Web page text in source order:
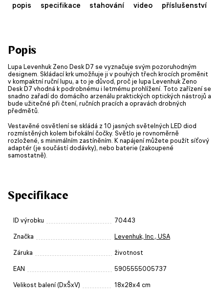
popis specifikace stahování video příslušenství
Popis
Lupa Levenhuk Zeno Desk D7 se vyznačuje svým pozoruhodným
designem. Skládací krk umožňuje ji v pouhých třech krocích proměnit
v kompaktní ruční lupu, a to je důvod, proč je lupa Levenhuk Zeno
Desk D7 vhodná k podrobnému i letmému prohlížení. Toto zařízení se
snadno zařadí do domácího arzenálu praktických optických nástrojů a
bude užitečné při čtení, ručních pracích a opravách drobných
předmětů.
Vestavěné osvětlení se skládá z 10 jasných světelných LED diod
rozmístěných kolem bifokální čočky. Světlo je rovnoměrně
rozložené, s minimálním zastíněním. K napájení můžete použít síťový
adaptér (je součástí dodávky), nebo baterie (zakoupené
samostatně).
Specifikace
ID výrobku 70443
Značka Levenhuk, Inc., USA
Záruka životnost
EAN 5905555005737
Velikost balení (DxŠxV) 18x28x4 cm